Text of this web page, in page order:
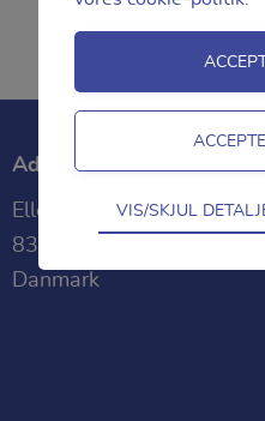
Adresse
Ellemosevej 30,
8370 Hadsten
Danmark
Teknisk
Tekniske cookies er
hjemmesidens
VIS/SKJUL